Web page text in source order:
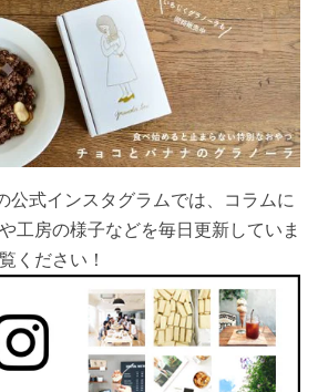
公式インスタグラムでは、コラムに
工房の様子などを毎日更新していま
ください！